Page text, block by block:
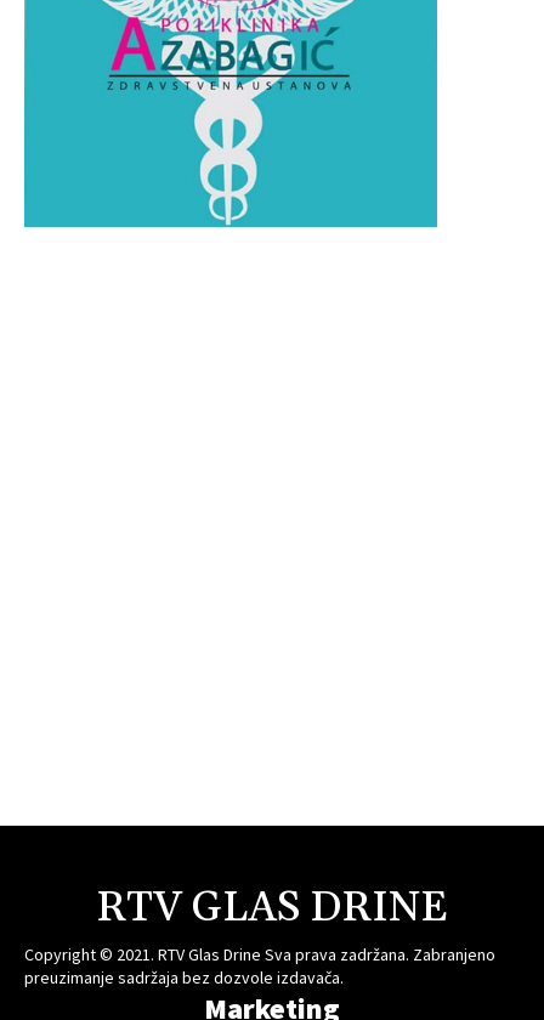
RTV GLAS DRINE
Copyright © 2021. RTV Glas Drine Sva prava zadržana. Zabranjeno
preuzimanje sadržaja bez dozvole izdavača.
Marketing